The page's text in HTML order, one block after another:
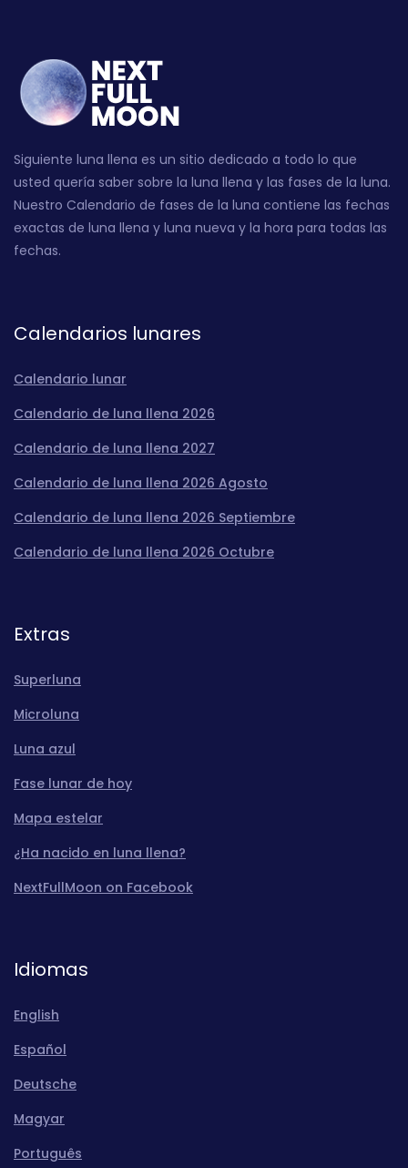
Siguiente luna llena es un sitio dedicado a todo lo que
usted quería saber sobre la luna llena y las fases de la luna.
Nuestro Calendario de fases de la luna contiene las fechas
exactas de luna llena y luna nueva y la hora para todas las
fechas.
Calendarios lunares
Calendario lunar
Calendario de luna llena 2026
Calendario de luna llena 2027
Calendario de luna llena 2026 Agosto
Calendario de luna llena 2026 Septiembre
Calendario de luna llena 2026 Octubre
Extras
Superluna
Microluna
Luna azul
Fase lunar de hoy
Mapa estelar
¿Ha nacido en luna llena?
NextFullMoon on Facebook
Idiomas
English
Español
Deutsche
Magyar
Português